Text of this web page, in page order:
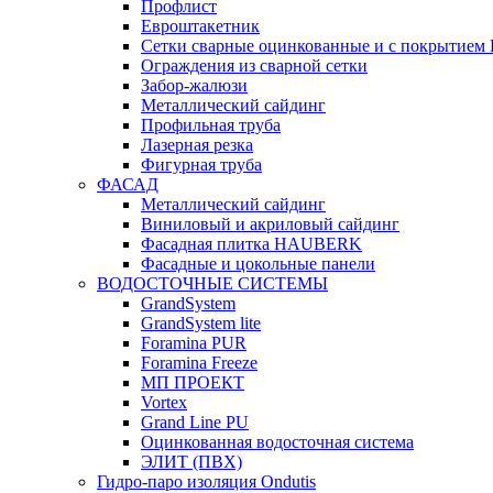
Профлист
Евроштакетник
Сетки сварные оцинкованные и с
Ограждения из сварной сетки
Забор-жалюзи
Металлический сайдинг
Профильная труба
Лазерная резка
Фигурная труба
ФАСАД
Металлический сайдинг
Виниловый и акриловый сайдинг
Фасадная плитка HAUBERK
Фасадные и цокольные панели
ВОДОСТОЧНЫЕ СИСТЕМЫ
GrandSystem
GrandSystem lite
Foramina PUR
Foramina Freeze
МП ПРОЕКТ
Vortex
Grand Line PU
Оцинкованная водосточная система
ЭЛИТ (ПВХ)
Гидро-паро изоляция Ondutis